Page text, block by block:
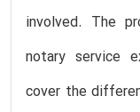
involved. The
notary service
cover the